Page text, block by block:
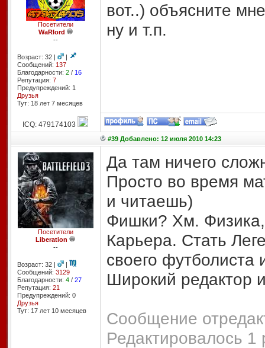
Посетители
WaRlord
--
Возраст: 32 |
|
Сообщений: 137
Благодарности: 2/ 16
Репутация: 7
Предупреждений: 1
Друзья
Тут: 18 лет 7 месяцев
вот..) объясните
ну и т.п.
ICQ: 479174103
#39 Добавлено: 12 июля 2010 14:23
Посетители
Liberation
--
Возраст: 32 |
|
Сообщений: 3129
Благодарности: 4/ 27
Репутация: 21
Предупреждений: 0
Друзья
Тут: 17 лет 10 месяцев
Да там ничего
Просто во время
и читаешь)
Фишки? Хм.
Карьера. Стать
своего футболиста
Широкий редактор
Сообщение
Редактировалось 1